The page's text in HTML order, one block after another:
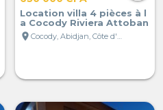
Location villa 4 pièces à l
a Cocody Riviera Attoban
location_on